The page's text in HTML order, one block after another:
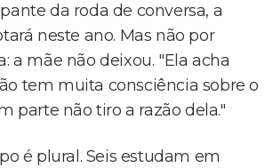
da roda de conversa, a
neste ano. Mas não por
a mãe não deixou. "Ela acha
tem muita consciência sobre o
parte não tiro a razão dela."
é plural. Seis estudam em